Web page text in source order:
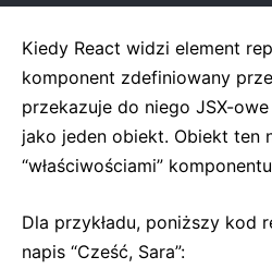
Kiedy React widzi element
komponent zdefiniowany
przekazuje do niego JSX-
jako jeden obiekt. Obiekt ten
“właściwościami”
Dla przykładu, poniższy kod
napis “Cześć, Sara”:
WSPÓŁPRACA
Jak możesz pomóc
Przegląd kodu
Zasady projektowe